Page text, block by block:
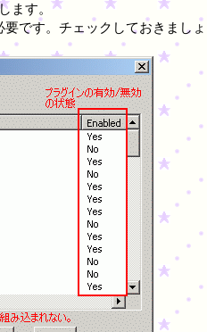
ます。
です。チェックしておきまし